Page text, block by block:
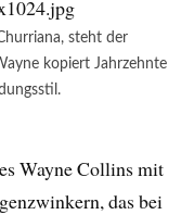
steht der
kopiert Jahrzehnte
Wayne Collins mit
das bei